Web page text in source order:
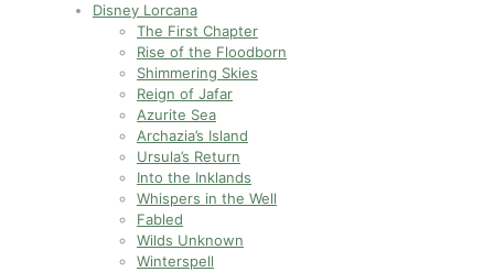
Disney Lorcana
The First Chapter
Rise of the Floodborn
Shimmering Skies
Reign of Jafar
Azurite Sea
Archazia’s Island
Ursula’s Return
Into the Inklands
Whispers in the Well
Fabled
Wilds Unknown
Winterspell